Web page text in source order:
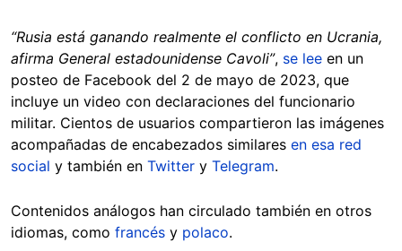
“Rusia está ganando realmente el conflicto en Ucrania,
afirma General estadounidense Cavoli”, se lee en un
posteo de Facebook del 2 de mayo de 2023, que
incluye un video con declaraciones del funcionario
militar. Cientos de usuarios compartieron las imágenes
acompañadas de encabezados similares en esa red
social y también en Twitter y Telegram.
Contenidos análogos han circulado también en otros
idiomas, como francés y polaco.